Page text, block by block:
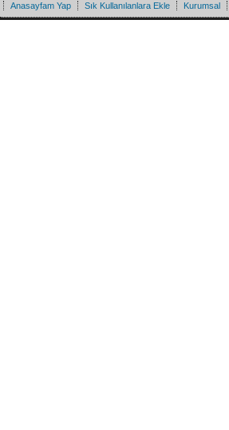
Anasayfam Yap Sık Kullanılanlara Ekle Kurumsal